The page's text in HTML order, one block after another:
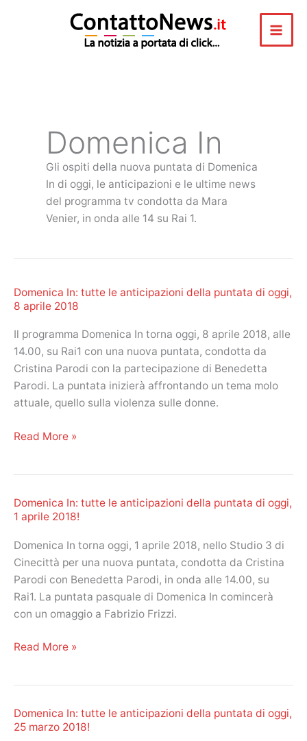
Domenica In
Gli ospiti della nuova puntata di Domenica
In di oggi, le anticipazioni e le ultime news
del programma tv condotta da Mara
Venier, in onda alle 14 su Rai 1.
Domenica In: tutte le anticipazioni della puntata di oggi,
8 aprile 2018
Il programma Domenica In torna oggi, 8 aprile 2018, alle
14.00, su Rai1 con una nuova puntata, condotta da
Cristina Parodi con la partecipazione di Benedetta
Parodi. La puntata inizierà affrontando un tema molo
attuale, quello sulla violenza sulle donne.
Domenica
anticipazioni
della
puntata
di
oggi,
8
Read More »
Domenica In: tutte le anticipazioni della puntata di oggi,
1 aprile 2018!
Domenica In torna oggi, 1 aprile 2018, nello Studio 3 di
Cinecittà per una nuova puntata, condotta da Cristina
Parodi con Benedetta Parodi, in onda alle 14.00, su
Rai1. La puntata pasquale di Domenica In comincerà
con un omaggio a Fabrizio Frizzi.
Domenica
anticipazioni
della
Read More »
Domenica In: tutte le anticipazioni della puntata di oggi,
25 marzo 2018!